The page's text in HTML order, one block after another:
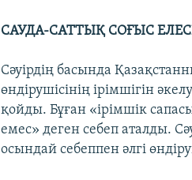
САУДА-САТТЫҚ СОҒЫС
Сәуірдің басында
өндірушісінің ірімшігін
қойды. Бұған «ірімшік
емес» деген себеп аталды.
осындай себеппен әлгі